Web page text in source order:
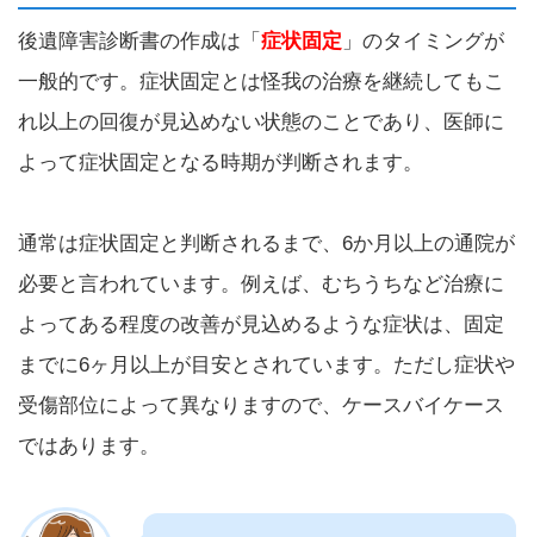
後遺障害診断書の作成は「 症状固定 」のタイミングが
一般的です。症状固定とは怪我の治療を継続してもこ
れ以上の回復が見込めない状態のことであり、医師に
よって症状固定となる時期が判断されます。
通常は症状固定と判断されるまで、6か月以上の通院が
必要と言われています。例えば、むちうちなど治療に
よってある程度の改善が見込めるような症状は、固定
までに6ヶ月以上が目安とされています。ただし症状や
受傷部位によって異なりますので、ケースバイケース
ではあります。